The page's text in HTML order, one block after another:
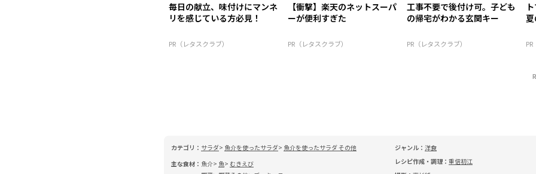
毎日の献立、味付けにマンネ
リを感じている方必見！
PR（レタスクラブ）
【衝撃】楽天のネットスーパ
ーが便利すぎた
PR（レタスクラブ）
工事不要で後付け可。子ども
の帰宅がわかる玄関キー
PR（レタスクラブ）
カテゴリ： サラダ 魚介を使ったサラダ
魚介を使ったサラダ その他
主な食材： 魚介 魚
むきえび
ジャンル： 洋食
レシピ作成・調理： 重信初江